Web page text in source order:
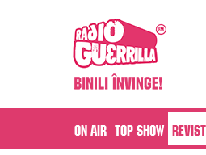
On air Top Show